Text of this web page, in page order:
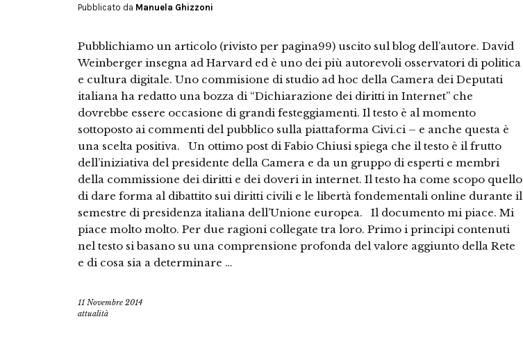
Pubblicato da Manuela Ghizzoni
Pubblichiamo un articolo (rivisto per pagina99) uscito sul blog dell’autore. David
Weinberger insegna ad Harvard ed è uno dei più autorevoli osservatori di politica
e cultura digitale. Uno commisione di studio ad hoc della Camera dei Deputati
italiana ha redatto una bozza di “Dichiarazione dei diritti in Internet” che
dovrebbe essere occasione di grandi festeggiamenti. Il testo è al momento
sottoposto ai commenti del pubblico sulla piattaforma Civi.ci – e anche questa è
una scelta positiva. Un ottimo post di Fabio Chiusi spiega che il testo è il frutto
dell’iniziativa del presidente della Camera e da un gruppo di esperti e membri
della commissione dei diritti e dei doveri in internet. Il testo ha come scopo quello
di dare forma al dibattito sui diritti civili e le libertà fondementali online durante il
semestre di presidenza italiana dell’Unione europea. Il documento mi piace. Mi
piace molto molto. Per due ragioni collegate tra loro. Primo i principi contenuti
nel testo si basano su una comprensione profonda del valore aggiunto della Rete
e di cosa sia a determinare …
11 Novembre 2014
attualità